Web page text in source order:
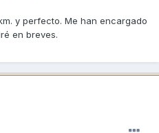
y perfecto. Me han encargado
en breves.